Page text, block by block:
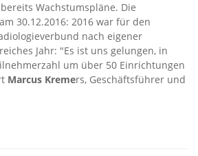
Wachstumspläne. Die
30.12.2016: 2016 war für den
nach eigener
Jahr: "Es ist uns gelungen, in
um über 50 Einrichtungen
Marcus Kremers, Geschäftsführer und